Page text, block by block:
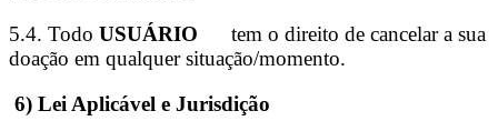
5.4. Todo USUÁRIO tem o direito de cancelar a sua
doação em qualquer situação/momento.
6) Lei Aplicável e Jurisdição